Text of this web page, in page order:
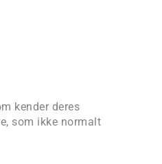
kender deres
som ikke normalt